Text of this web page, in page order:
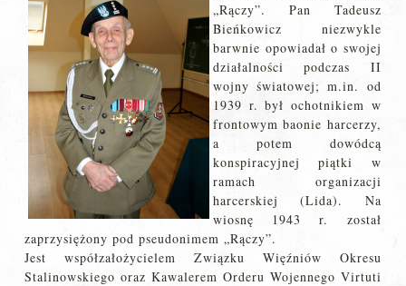
„Rączy”. Pan Tadeusz
Bieńkowicz niezwykle
barwnie opowiadał o swojej
działalności podczas II
wojny światowej; m.in. od
1939 r. był ochotnikiem w
frontowym baonie harcerzy,
a potem dowódcą
konspiracyjnej piątki w
ramach organizacji
harcerskiej (Lida). Na
wiosnę 1943 r. został
zaprzysiężony pod pseudonimem „Rączy”.
Jest współzałożycielem Związku Więźniów Okresu
Stalinowskiego oraz Kawalerem Orderu Wojennego Virtuti